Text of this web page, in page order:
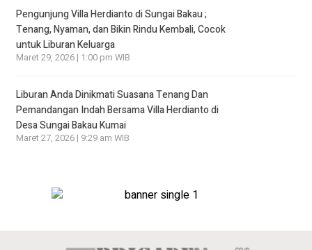
Pengunjung Villa Herdianto di Sungai Bakau ;
Tenang, Nyaman, dan Bikin Rindu Kembali, Cocok
untuk Liburan Keluarga
Maret 29, 2026 | 1:00 pm WIB
Liburan Anda Dinikmati Suasana Tenang Dan
Pemandangan Indah Bersama Villa Herdianto di
Desa Sungai Bakau Kumai
Maret 27, 2026 | 9:29 am WIB